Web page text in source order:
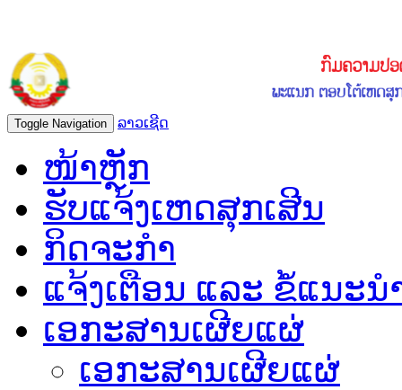
Toggle Navigation ລາວເຊີດ
ໜ້າຫຼັກ
ຮັບແຈ້ງເຫດສຸກເສີນ
ກິດຈະກຳ
ແຈ້ງເຕືອນ ແລະ ຂໍ້ແນະນ
ເອກະສານເຜີຍແຜ່
ເອກະສານເຜີຍແຜ່